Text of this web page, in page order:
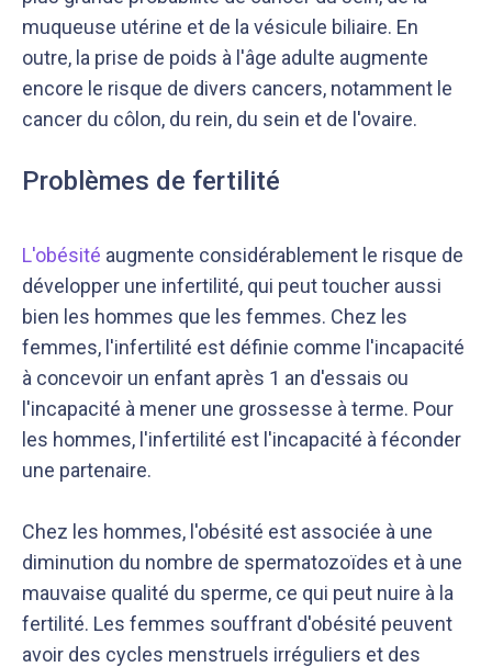
muqueuse utérine et de la vésicule biliaire. En
outre, la prise de poids à l'âge adulte augmente
encore le risque de divers cancers, notamment le
cancer du côlon, du rein, du sein et de l'ovaire.
Problèmes de fertilité
L'obésité augmente considérablement le risque de
développer une infertilité, qui peut toucher aussi
bien les hommes que les femmes. Chez les
femmes, l'infertilité est définie comme l'incapacité
à concevoir un enfant après 1 an d'essais ou
l'incapacité à mener une grossesse à terme. Pour
les hommes, l'infertilité est l'incapacité à féconder
une partenaire.
Chez les hommes, l'obésité est associée à une
diminution du nombre de spermatozoïdes et à une
mauvaise qualité du sperme, ce qui peut nuire à la
fertilité. Les femmes souffrant d'obésité peuvent
avoir des cycles menstruels irréguliers et des